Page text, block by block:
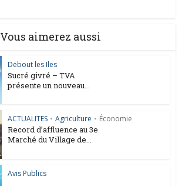
Vous aimerez aussi
Debout les Iles
Sucré givré – TVA
présente un nouveau...
ACTUALITES • Agriculture • Économie
Record d’affluence au 3e
Marché du Village de...
Avis Publics